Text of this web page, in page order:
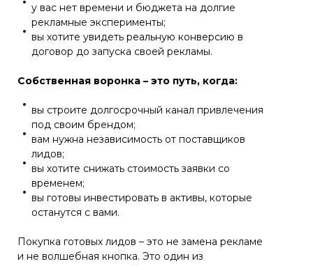
у вас нет времени и бюджета на долгие
рекламные эксперименты;
вы хотите увидеть реальную конверсию в
договор до запуска своей рекламы.
Собственная воронка – это путь, когда:
вы строите долгосрочный канал привлечения
под своим брендом;
вам нужна независимость от поставщиков
лидов;
вы хотите снижать стоимость заявки со
временем;
вы готовы инвестировать в активы, которые
останутся с вами.
Покупка готовых лидов – это не замена рекламе
и не волшебная кнопка. Это один из